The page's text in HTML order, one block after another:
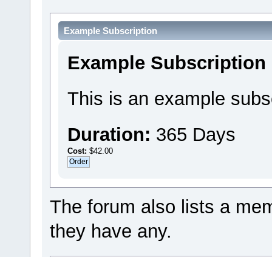
Example Subscription
Example Subscription
This is an example
Duration: 365 Days
Cost: $42.00
The forum also lists a
they have any.